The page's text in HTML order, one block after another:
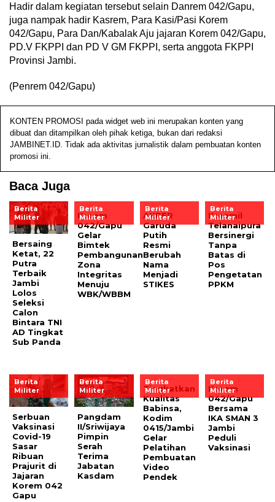
Hadir dalam kegiatan tersebut selain Danrem 042/Gapu,
juga nampak hadir Kasrem, Para Kasi/Pasi Korem
042/Gapu, Para Dan/Kabalak Aju jajaran Korem 042/Gapu,
PD.V FKPPI dan PD V GM FKPPI, serta anggota FKPPI
Provinsi Jambi.
(Penrem 042/Gapu)
KONTEN PROMOSI pada widget web ini merupakan konten yang
dibuat dan ditampilkan oleh pihak ketiga, bukan dari redaksi
JAMBINET.ID. Tidak ada aktivitas jurnalistik dalam pembuatan konten
promosi ini.
Baca Juga
Berita
Militer
Bersaing
Ketat, 22
Putra
Terbaik
Jambi
Lolos
Seleksi
Calon
Bintara TNI
AD Tingkat
Sub Panda
Berita
Militer
Korem
042/Gapu
Gelar
Bimtek
Pembangunan
Zona
Integritas
Menuju
WBK/WBBM
Berita
Militer
AKPER
Garuda
Putih
Resmi
Berubah
Nama
Menjadi
STIKES
Berita
Militer
Koramil
Telanaipura
Bersinergi
Tanpa
Batas di
Pos
Pengetatan
PPKM
Berita
Militer
Serbuan
Vaksinasi
Covid-19
Sasar
Ribuan
Prajurit di
Jajaran
Korem 042
Gapu
Berita
Militer
Pangdam
II/Sriwijaya
Pimpin
Serah
Terima
Jabatan
Kasdam
Berita
Militer
Tingkatkan
Kualitas
Babinsa,
Kodim
0415/Jambi
Gelar
Pelatihan
Pembuatan
Video
Pendek
Berita
Militer
Korem
042/Gapu
Bersama
IKA SMAN 3
Jambi
Peduli
Vaksinasi